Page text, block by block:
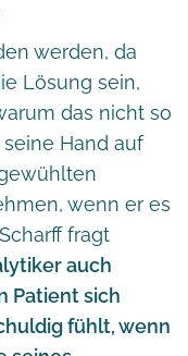
werden, da
Lösung sein,
das nicht so
Hand auf
wenn er es
fragt
auch
Patient sich
fühlt, wenn